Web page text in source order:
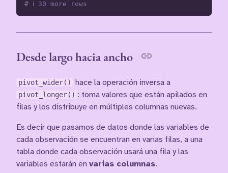
Desde largo hacia ancho
pivot_wider() hace la operación inversa a
pivot_longer() : toma valores que están apilados en
filas y los distribuye en múltiples columnas nuevas.
Es decir que pasamos de datos donde las variables de
cada observación se encuentran en varias filas, a una
tabla donde cada observación usará una fila y las
variables estarán en varias columnas.